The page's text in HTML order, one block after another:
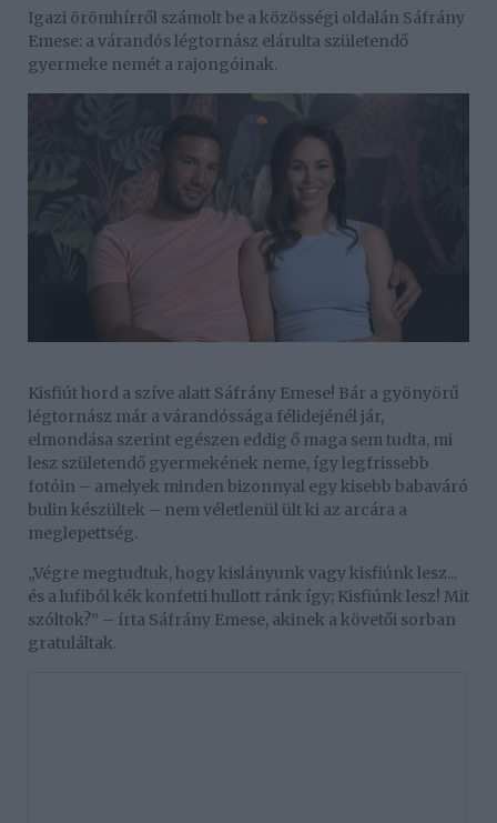
Igazi örömhírről számolt be a közösségi oldalán Sáfrány
Emese: a várandós légtornász elárulta születendő
gyermeke nemét a rajongóinak.
Kisfiút hord a szíve alatt Sáfrány Emese! Bár a gyönyörű
légtornász már a várandóssága félidejénél jár,
elmondása szerint egészen eddig ő maga sem tudta, mi
lesz születendő gyermekének neme, így legfrissebb
fotóin – amelyek minden bizonnyal egy kisebb babaváró
bulin készültek – nem véletlenül ült ki az arcára a
meglepettség.
„Végre megtudtuk, hogy kislányunk vagy kisfiúnk lesz...
és a lufiból kék konfetti hullott ránk így; Kisfiúnk lesz! Mit
szóltok?” – írta Sáfrány Emese, akinek a követői sorban
gratuláltak.